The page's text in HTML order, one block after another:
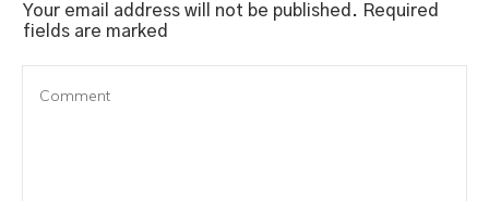
Your email address will not be published. Required
fields are marked